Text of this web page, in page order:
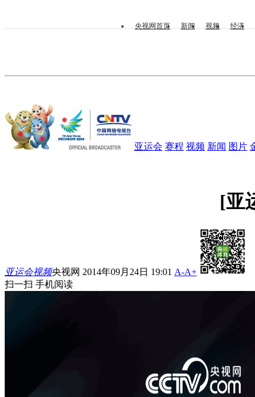
央视网首页 新闻 视频 经济
亚运会 赛程 视频 新闻 图片
[亚
亚运会视频央视网 2014年09月24日 19:01 A-A+
扫一扫 手机阅读